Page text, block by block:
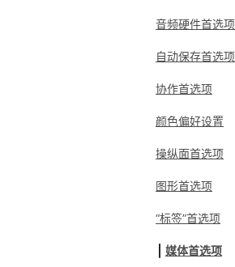
音频硬件首选项
自动保存首选项
协作首选项
颜色偏好设置
操纵面首选项
图形首选项
“标签”首选项
媒体首选项